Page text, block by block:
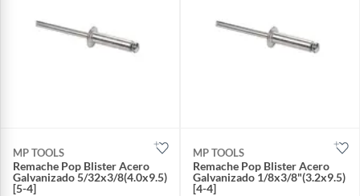
MP TOOLS
Remache Pop Blister Acero
Galvanizado 5/32x3/8(4.0x9.5)
[5-4]
MP TOOLS
Remache Pop Blister Acero
Galvanizado 1/8x3/8"(3.2x9.5)
[4-4]